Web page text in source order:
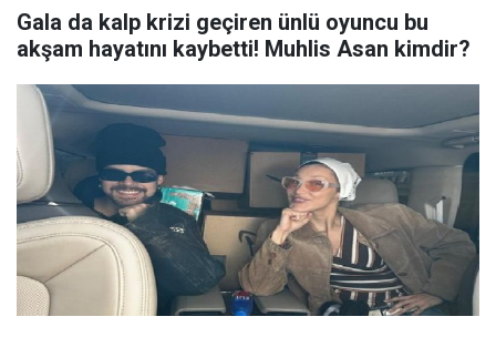
Gala da kalp krizi geçiren ünlü oyuncu bu
akşam hayatını kaybetti! Muhlis Asan kimdir?